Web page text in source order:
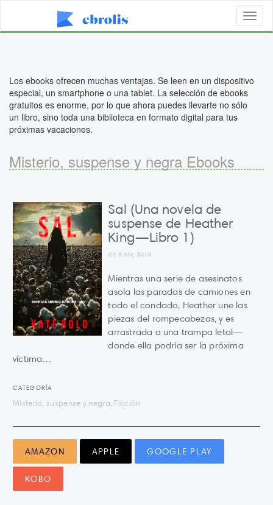
Los ebooks ofrecen muchas ventajas. Se leen en un dispositivo
especial, un smartphone o una tablet. La selección de ebooks
gratuitos es enorme, por lo que ahora puedes llevarte no sólo
un libro, sino toda una biblioteca en formato digital para tus
próximas vacaciones.
Misterio, suspense y negra Ebooks
Sal (Una novela de
suspense de Heather
King—Libro 1)
de Kate Bold
Mientras una serie de asesinatos
asola las paradas de camiones en
todo el condado, Heather une las
piezas del rompecabezas, y es
arrastrada a una trampa letal—
donde ella podría ser la próxima
víctima…
CATEGORÍA
Misterio, suspense y negra, Ficción
AMAZON APPLE GOOGLE PLAY
KOBO